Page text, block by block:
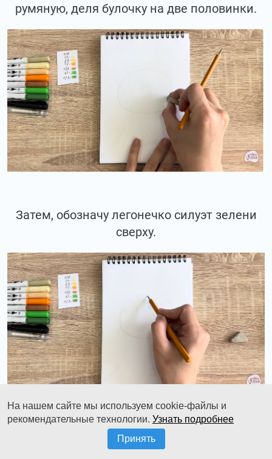
румяную, деля булочку на две половинки.
Затем, обозначу легонечко силуэт зелени
сверху.
И добавлю чеснок такими кубиками в
На нашем сайте мы используем cookie-файлы и
рекомендательные технологии. Узнать подробнее
Принять